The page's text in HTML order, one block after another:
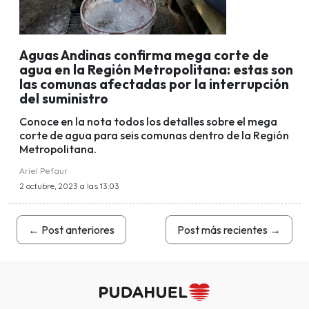
Aguas Andinas confirma mega corte de
agua en la Región Metropolitana: estas son
las comunas afectadas por la interrupción
del suministro
Conoce en la nota todos los detalles sobre el mega
corte de agua para seis comunas dentro de la Región
Metropolitana.
Ariel Pefaur
2 octubre, 2023 a las 13:03
← Post anteriores Post más recientes →